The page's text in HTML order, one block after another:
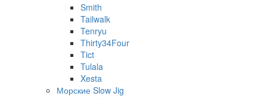
Smith
Tailwalk
Tenryu
Thirty34Four
Tict
Tulala
Xesta
Морские Slow Jig